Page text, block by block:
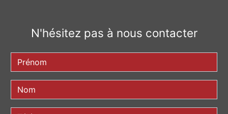
N'hésitez pas à nous contacter